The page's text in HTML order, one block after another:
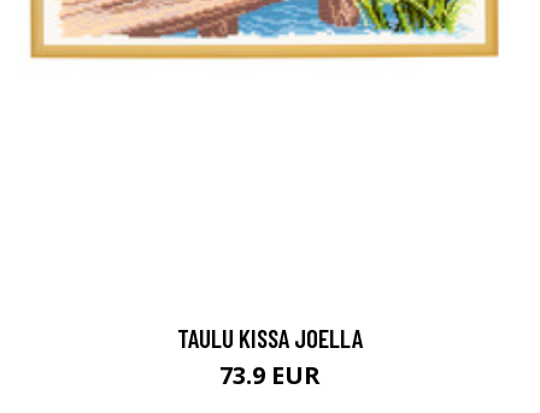
TAULU KISSA JOELLA
73.9 EUR